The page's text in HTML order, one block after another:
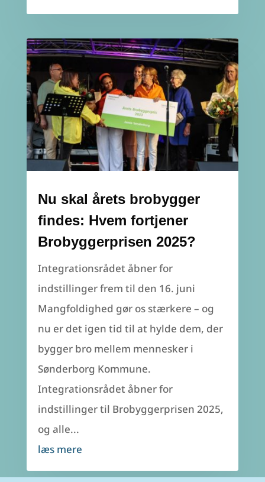
Nu skal årets brobygger
findes: Hvem fortjener
Brobyggerprisen 2025?
Integrationsrådet åbner for
indstillinger frem til den 16. juni
Mangfoldighed gør os stærkere – og
nu er det igen tid til at hylde dem, der
bygger bro mellem mennesker i
Sønderborg Kommune.
Integrationsrådet åbner for
indstillinger til Brobyggerprisen 2025,
og alle...
læs mere